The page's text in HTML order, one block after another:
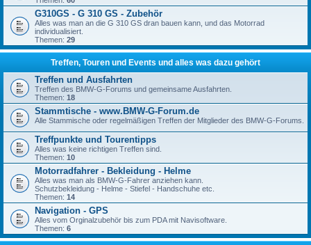
G310GS - G 310 GS - Zubehör
Alles was man an die G 310 GS dran bauen kann, und das Motorrad
individualisiert.
Themen: 29
Treffen, Touren und Events und alles was dazu gehört
Treffen und Ausfahrten
Treffen des BMW-G-Forums und gemeinsame Ausfahrten.
Themen: 18
Stammtische - www.BMW-G-Forum.de
Alle Stammische oder regelmäßigen Treffen der Mitglieder des BMW-G-Forums.
Treffpunkte und Tourentipps
Alles was keine richtigen Treffen sind.
Themen: 10
Motorradfahrer - Bekleidung - Helme
Alles was man als BMW-G-Fahrer anziehen kann.
Schutzbekleidung - Helme - Stiefel - Handschuhe etc.
Themen: 14
Navigation - GPS
Alles vom Orginalzubehör bis zum PDA mit Navisoftware.
Themen: 6